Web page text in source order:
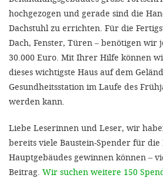
hochgezogen und gerade sind die
Dachstuhl zu errichten. Für die
Dach, Fenster, Türen – benötigen wir
30.000 Euro. Mit Ihrer Hilfe können
dieses wichtigste Haus auf dem
Gesundheitsstation im Laufe des
werden kann.
Liebe Leserinnen und Leser, wir
bereits viele Baustein-Spender für
Hauptgebäudes gewinnen können –
Beitrag. Wir suchen weitere 150